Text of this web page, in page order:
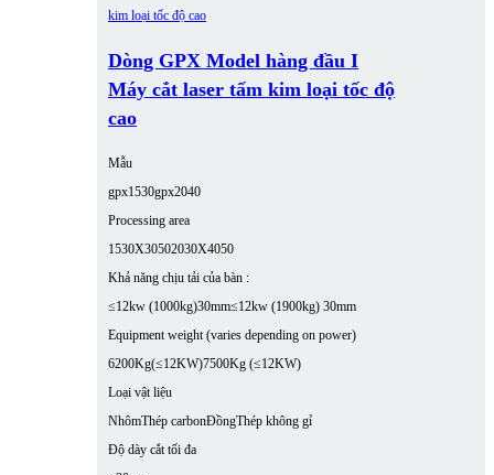
Dòng GPX Model hàng đầu I
Máy cắt laser tấm kim loại tốc độ
cao
Mẫu
gpx1530gpx2040
Processing area
1530X30502030X4050
Khả năng chịu tải của bàn :
≤12kw (1000kg)30mm≤12kw (1900kg) 30mm
Equipment weight (varies depending on power)
6200Kg(≤12KW)7500Kg (≤12KW)
Loại vật liệu
NhômThép carbonĐồngThép không gỉ
Độ dày cắt tối đa